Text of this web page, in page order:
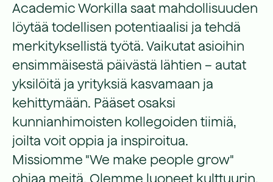
Academic Workilla saat mahdollisuuden
löytää todellisen potentiaalisi ja tehdä
merkityksellistä työtä. Vaikutat asioihin
ensimmäisestä päivästä lähtien – autat
yksilöitä ja yrityksiä kasvamaan ja
kehittymään. Pääset osaksi
kunnianhimoisten kollegoiden tiimiä,
joilta voit oppia ja inspiroitua.
Missiomme "We make people grow"
ohjaa meitä. Olemme luoneet kulttuurin,